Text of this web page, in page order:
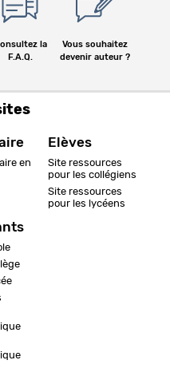
la
F.A.Q.
Vous souhaitez
devenir auteur ?
en
Elèves
Site ressources
pour les collégiens
Site ressources
pour les lycéens